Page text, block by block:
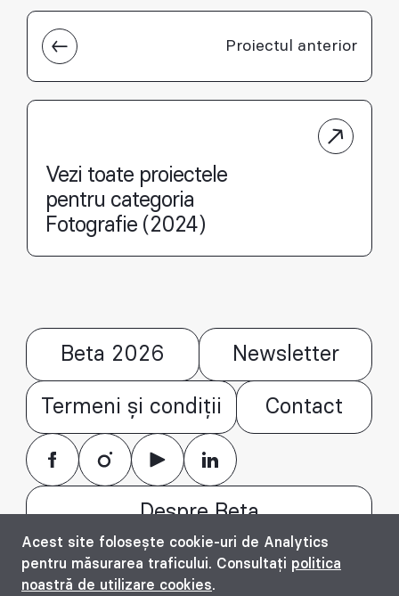
Proiectul anterior
Vezi toate proiectele
pentru categoria
Fotografie (2024)
Acest site folosește cookie-uri de Analytics
pentru măsurarea traficului. Consultați politica
noastră de utilizare cookies.
Beta 2026 Newsletter
Termeni și condiții Contact
Despre Beta
© Bienala timișoreană de arhitectură Beta
2016 - 2026. All rights reserved.